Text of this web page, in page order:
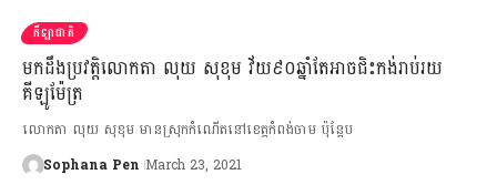
កីឡាជាតិ
មកដឹងប្រវត្តិលោកតា លុយ សុខុម វ័យ៩០ឆ្នាំតែអាចជិះកង់រាប់រយ
គីឡូម៉ែត្រ
លោកតា លុយ សុខុម មានស្រុកកំណើតនៅខេត្តកំពង់ចាម ប៉ុន្តែប
Sophana Pen March 23, 2021